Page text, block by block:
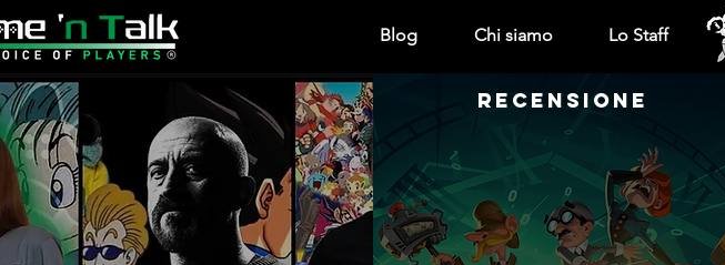
Blog Chi siamo Lo Staff
RECENSIONE